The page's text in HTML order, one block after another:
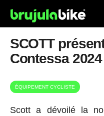
SCOTT
Contessa 2024
ÉQUIPEMENT CYCLISTE
Scott a dévoilé la